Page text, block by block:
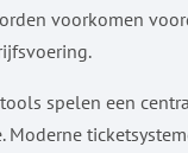
voorkomen
spelen een
Moderne